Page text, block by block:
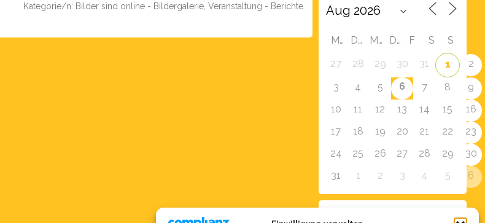
Kategorie/n: Bilder sind online - Bildergalerie, Veranstaltung - Berichte
M D M D F S
S
27
28 29 30 31 1
2
3
4 5 6 7 8
9
10
11 12 13 14 15
16
17
18 19 20 21 22
23
24
25 26 27 28 29
30
31
1 2 3 4 5 6